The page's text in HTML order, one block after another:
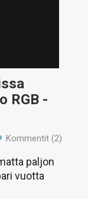
RGB -
Kommentit (2)
paljon
vuotta